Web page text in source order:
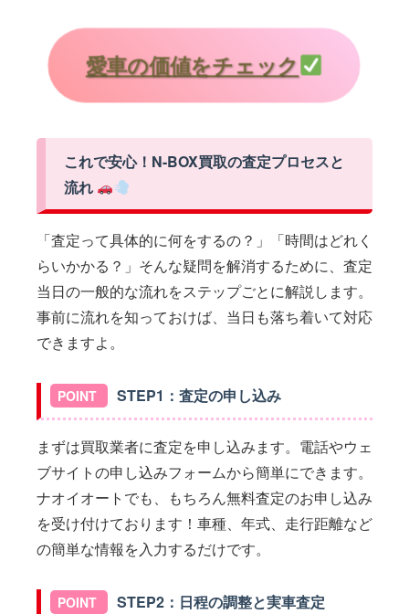
愛車の価値をチェック
これで安心！N-BOX買取の査定プロセスと
流れ
「査定って具体的に何をするの？」「時間はどれく
らいかかる？」そんな疑問を解消するために、査定
当日の一般的な流れをステップごとに解説します。
事前に流れを知っておけば、当日も落ち着いて対応
できますよ。
STEP1：査定の申し込み
まずは買取業者に査定を申し込みます。電話やウェ
ブサイトの申し込みフォームから簡単にできます。
ナオイオートでも、もちろん無料査定のお申し込み
を受け付けております！車種、年式、走行距離など
の簡単な情報を入力するだけです。
STEP2：日程の調整と実車査定